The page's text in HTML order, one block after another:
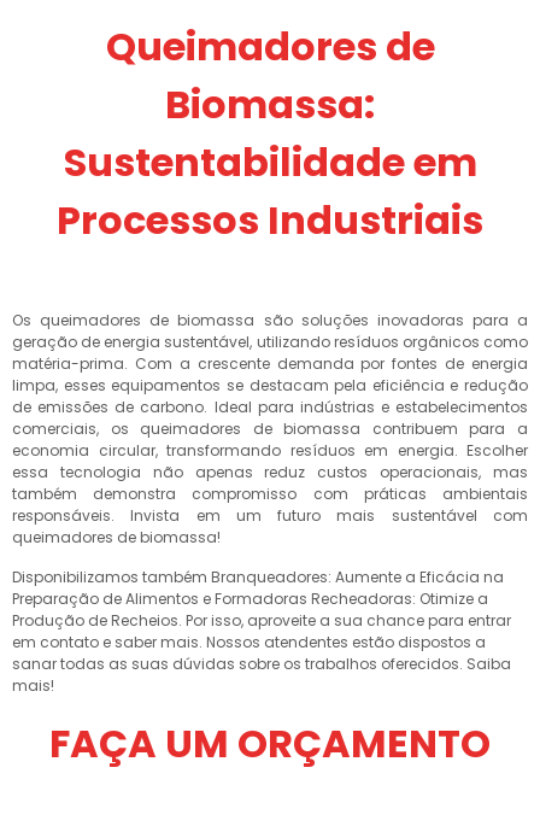
Queimadores de
Biomassa:
Sustentabilidade em
Processos Industriais
Os queimadores de biomassa são soluções inovadoras para a
geração de energia sustentável, utilizando resíduos orgânicos como
matéria-prima. Com a crescente demanda por fontes de energia
limpa, esses equipamentos se destacam pela eficiência e redução
de emissões de carbono. Ideal para indústrias e estabelecimentos
comerciais, os queimadores de biomassa contribuem para a
economia circular, transformando resíduos em energia. Escolher
essa tecnologia não apenas reduz custos operacionais, mas
também demonstra compromisso com práticas ambientais
responsáveis. Invista em um futuro mais sustentável com
queimadores de biomassa!
Disponibilizamos também Branqueadores: Aumente a Eficácia na
Preparação de Alimentos e Formadoras Recheadoras: Otimize a
Produção de Recheios. Por isso, aproveite a sua chance para entrar
em contato e saber mais. Nossos atendentes estão dispostos a
sanar todas as suas dúvidas sobre os trabalhos oferecidos. Saiba
mais!
FAÇA UM ORÇAMENTO